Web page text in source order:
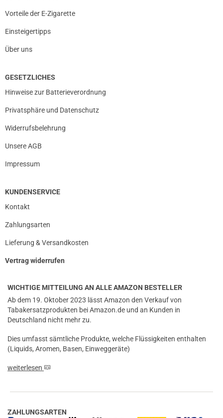
Vorteile der E-Zigarette
Einsteigertipps
Über uns
GESETZLICHES
Hinweise zur Batterieverordnung
Privatsphäre und Datenschutz
Widerrufsbelehrung
Unsere AGB
Impressum
KUNDENSERVICE
Kontakt
Zahlungsarten
Lieferung & Versandkosten
Vertrag widerrufen
WICHTIGE MITTEILUNG AN ALLE AMAZON BESTELLER
Ab dem 19. Oktober 2023 lässt Amazon den Verkauf von
Tabakersatzprodukten bei Amazon.de und an Kunden in
Deutschland nicht mehr zu.
Dies umfasst sämtliche Produkte, welche Flüssigkeiten enthalten
(Liquids, Aromen, Basen, Einweggeräte)
weiterlesen
ZAHLUNGSARTEN